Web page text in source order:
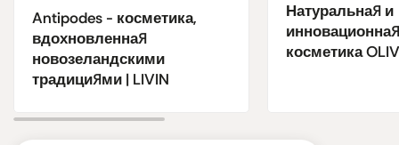
Antipodes - косметика,
вдохновленная
новозеландскими
традициями | LIVIN
Натуральная и
инновационная
косметика